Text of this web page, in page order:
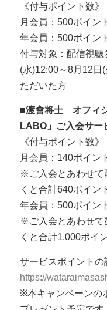
《付与ポイント数》
月会員：500ポイン
年会員：500ポイン
付与対象：配信視聴
(水)12:00～8月12日
ただいた方
■渡會将士 オフィ
LABO」ご入会サー
《付与ポイント数》
月会員：140ポイン
※ご入会とあわせて
くと合計640ポイン
年会員：500ポイン
※ご入会とあわせて
くと合計1,000ポイ
サービスポイントの
https://
※本キャンペーンの